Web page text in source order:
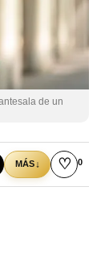
de un
MÁS↓ ♡ 0